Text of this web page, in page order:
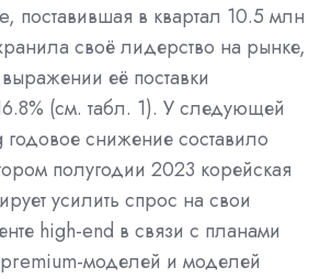
поставившая в квартал 10.5 млн
своё лидерство на рынке,
её поставки
(см. табл. 1). У следующей
годовое снижение составило
полугодии 2023 корейская
усилить спрос на свои
high-end в связи с планами
моделей и моделей